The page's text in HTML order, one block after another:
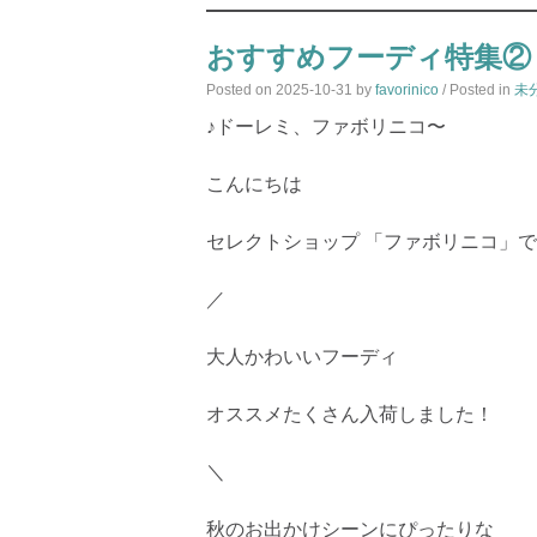
おすすめフーディ特集②
Posted on 2025-10-31 by favorinico / Posted in 未
♪ドーレミ、ファボリニコ〜
こんにちは
セレクトショップ 「ファボリニコ」で
／
大人かわいいフーディ
オススメたくさん入荷しました！
＼
秋のお出かけシーンにぴったりな